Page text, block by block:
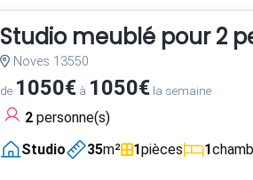
Studio meublé pour 2
Noves 13550
de 1050€à 1050€la semaine
2personne(s)
Studio
35m² 1pièces 1